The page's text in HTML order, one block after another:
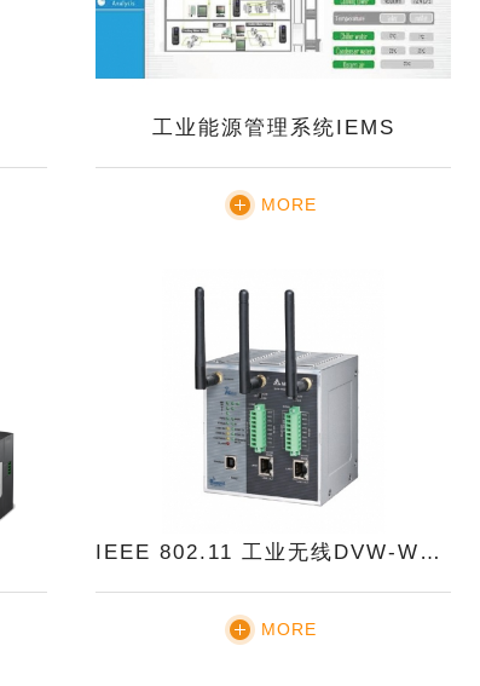
工业能源管理系统IEMS
MORE
IEEE 802.11 工业无线DVW-W02W2-E2 系列
MORE